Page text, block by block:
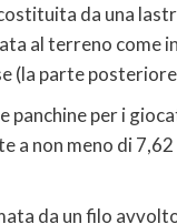
da una
al terreno come
(la parte
panchine per i
a non meno di
da un filo